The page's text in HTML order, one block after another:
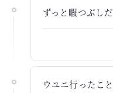
ずっと暇つぶし
ウユニ行ったこ